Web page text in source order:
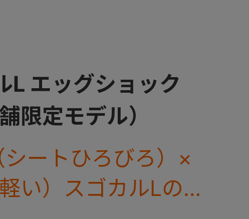
L エッグショック
限定モデル）
ートひろびろ）×
い）スゴカルLのス